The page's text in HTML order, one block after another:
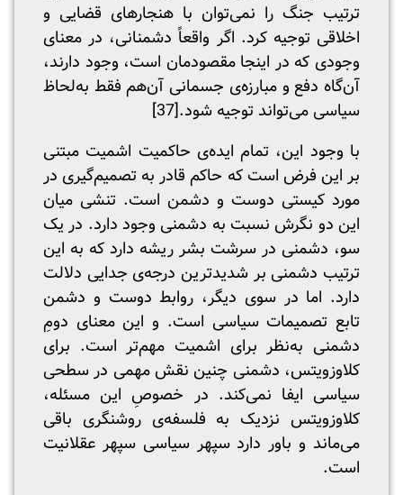
ترتیب جنگ را نمی‌توان با هنجارهای قضایی و
اخلاقی توجیه کرد. اگر واقعاً دشمنانی، در معنای
وجودی که در اینجا مقصودمان است، وجود دارند،
آن‌گاه دفع و مبارزه‌ی جسمانی آن‌هم فقط به‌لحاظ
سیاسی می‌تواند توجیه شود.[37]
با وجود این، تمام ایده‌ی حاکمیت اشمیت مبتنی
بر این فرض است که حاکم قادر به تصمیم‌گیری در
مورد کیستی دوست و دشمن است. تنشی میان
این دو نگرش نسبت به دشمنی وجود دارد. در یک
سو، دشمنی در سرشت بشر ریشه دارد که به این
ترتیب دشمنی بر شدیدترین درجه‌ی جدایی دلالت
دارد. اما در سوی دیگر، روابط دوست و دشمن
تابع تصمیمات سیاسی است. و این معنای دومِ
دشمنی به‌نظر برای اشمیت مهم‌تر است. برای
کلاوزویتس، دشمنی چنین نقش مهمی در سطحی
سیاسی ایفا نمی‌کند. در خصوصِ این مسئله،
کلاوزویتس نزدیک به فلسفه‌ی روشنگری باقی
می‌ماند و باور دارد سپهر سیاسی سپهر عقلانیت
است.